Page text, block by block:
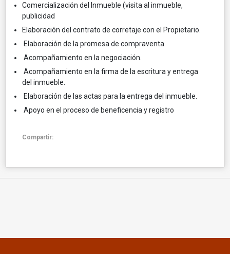
Comercialización del Inmueble (visita al inmueble,
publicidad
Elaboración del contrato de corretaje con el Propietario.
Elaboración de la promesa de compraventa.
Acompañamiento en la negociación.
Acompañamiento en la firma de la escritura y entrega
del inmueble.
Elaboración de las actas para la entrega del inmueble.
Apoyo en el proceso de beneficencia y registro
Compartir: